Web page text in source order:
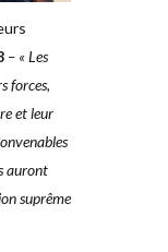
– « Les
forces,
et leur
auront
suprême